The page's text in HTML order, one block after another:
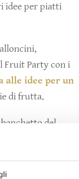
idee per piatti
Fruit Party con i
alle idee per un
di frutta.
del